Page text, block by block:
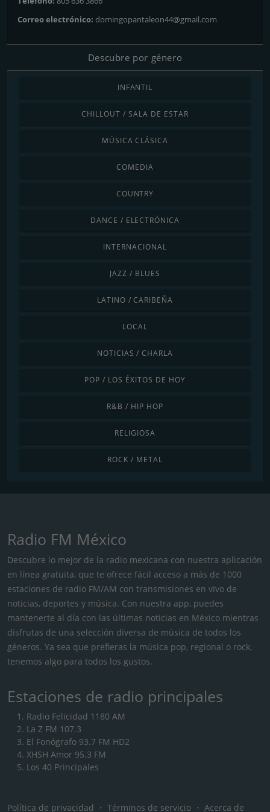
Correo electrónico: domingopantaleon44@gmail.com
Descubre por género
INFANTIL
CHILLOUT / SALA DE ESTAR
MÚSICA CLÁSICA
COMEDIA
COUNTRY
DANCE / ELECTRÓNICA
INTERNACIONAL
JAZZ / BLUES
LATINO / CARIBEÑA
LOCAL
NOTICIAS / CHARLA
POP / LOS ÉXITOS DE HOY
R&B / HIP HOP
RELIGIOSA
ROCK / METAL
Radio FM México
Descubre lo mejor de la radio mexicana con nuestra aplicación
en línea gratuita, que te ofrece fácil acceso a más de 1000
estaciones de radio FM/AM con transmisiones en vivo de
noticias, deportes y música. Con nuestra app, puedes
mantenerte al día con las últimas noticias en México mientras
disfrutas de una selección diversa de música de todos los
géneros. Ya sea que prefieras la música pop, regional o rock,
tenemos algo para todos los gustos.
Estaciones de radio principales
Radio Felicidad 1180 AM
La Z FM 107.3
El Fonógrafo 93.7 FM HD2
XHSH Amor 95.3 FM
Los 40 Principales
Política de privacidad ・ Términos de servicio ・ Acerca de